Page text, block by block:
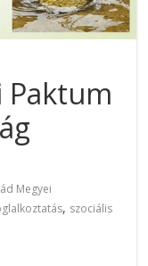
Paktum
Megyei
, szociális